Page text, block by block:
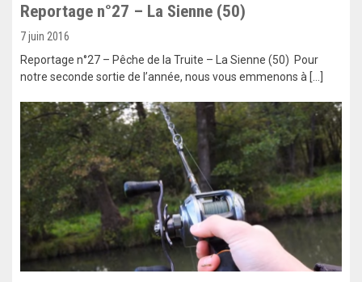
Reportage n°27 – La Sienne (50)
7 juin 2016
Reportage n°27 – Pêche de la Truite – La Sienne (50) Pour
notre seconde sortie de l’année, nous vous emmenons à […]